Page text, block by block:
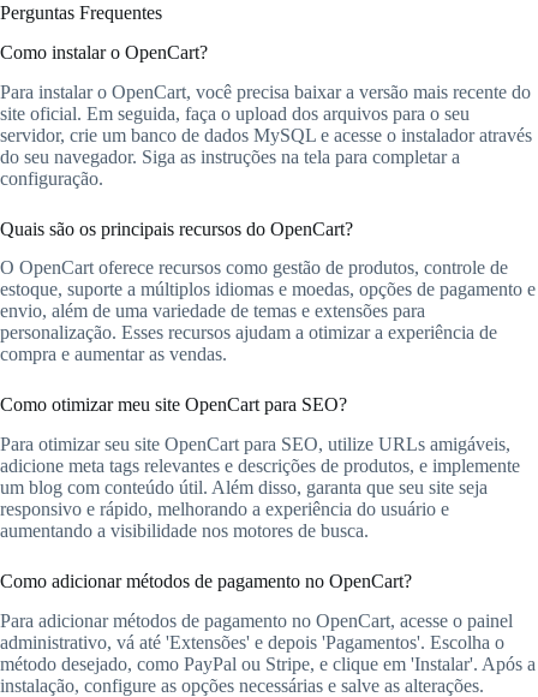
Perguntas Frequentes
Como instalar o OpenCart?
Para instalar o OpenCart, você precisa baixar a versão mais recente do
site oficial. Em seguida, faça o upload dos arquivos para o seu
servidor, crie um banco de dados MySQL e acesse o instalador através
do seu navegador. Siga as instruções na tela para completar a
configuração.
Quais são os principais recursos do OpenCart?
O OpenCart oferece recursos como gestão de produtos, controle de
estoque, suporte a múltiplos idiomas e moedas, opções de pagamento e
envio, além de uma variedade de temas e extensões para
personalização. Esses recursos ajudam a otimizar a experiência de
compra e aumentar as vendas.
Como otimizar meu site OpenCart para SEO?
Para otimizar seu site OpenCart para SEO, utilize URLs amigáveis,
adicione meta tags relevantes e descrições de produtos, e implemente
um blog com conteúdo útil. Além disso, garanta que seu site seja
responsivo e rápido, melhorando a experiência do usuário e
aumentando a visibilidade nos motores de busca.
Como adicionar métodos de pagamento no OpenCart?
Para adicionar métodos de pagamento no OpenCart, acesse o painel
administrativo, vá até 'Extensões' e depois 'Pagamentos'. Escolha o
método desejado, como PayPal ou Stripe, e clique em 'Instalar'. Após a
instalação, configure as opções necessárias e salve as alterações.